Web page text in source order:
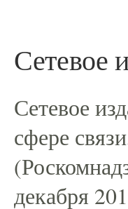
Сетевое
сфере
декабря